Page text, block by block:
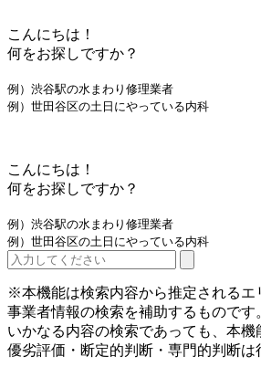
こんにちは！
何をお探しですか？
例）渋谷駅の水まわり修理業者
例）世田谷区の土日にやっている内科
こんにちは！
何をお探しですか？
例）渋谷駅の水まわり修理業者
例）世田谷区の土日にやっている内科
※本機能は検索内容から推定されるエ
事業者情報の検索を補助するものです
いかなる内容の検索であっても、本機
優劣評価・断定的判断・専門的判断は